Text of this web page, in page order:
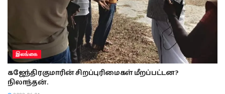
இலங்கை
கஜேந்திரகுமாரின் சிறப்புரிமைகள் மீறப்பட்டன?
நிலாந்தன்.